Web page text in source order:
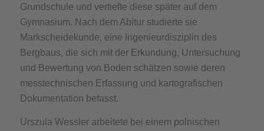
Grund­schule und vertiefte diese später auf dem
Gymnasium. Nach dem Abitur studierte sie
Markscheidekunde, eine Ingenieurdisziplin des
Bergbaus, die sich mit der Erkundung, Untersuchung
und Bewertung von Boden­ schätzen sowie deren
messtechnischen Erfassung und kartografischen
Dokumen­tation befasst.
Urszula Wessler arbeitete bei einem polni­schen